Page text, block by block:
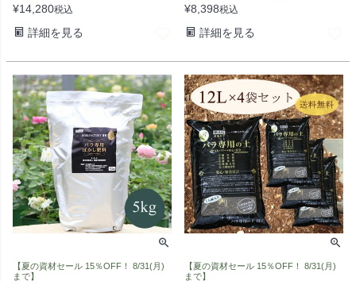
¥14,280税込
詳細を見る
¥8,398税込
詳細を見る
【夏の資材セール 15％OFF！ 8/31(月)
まで】
【夏の資材セール 15％OFF！ 8/31(月)
まで】